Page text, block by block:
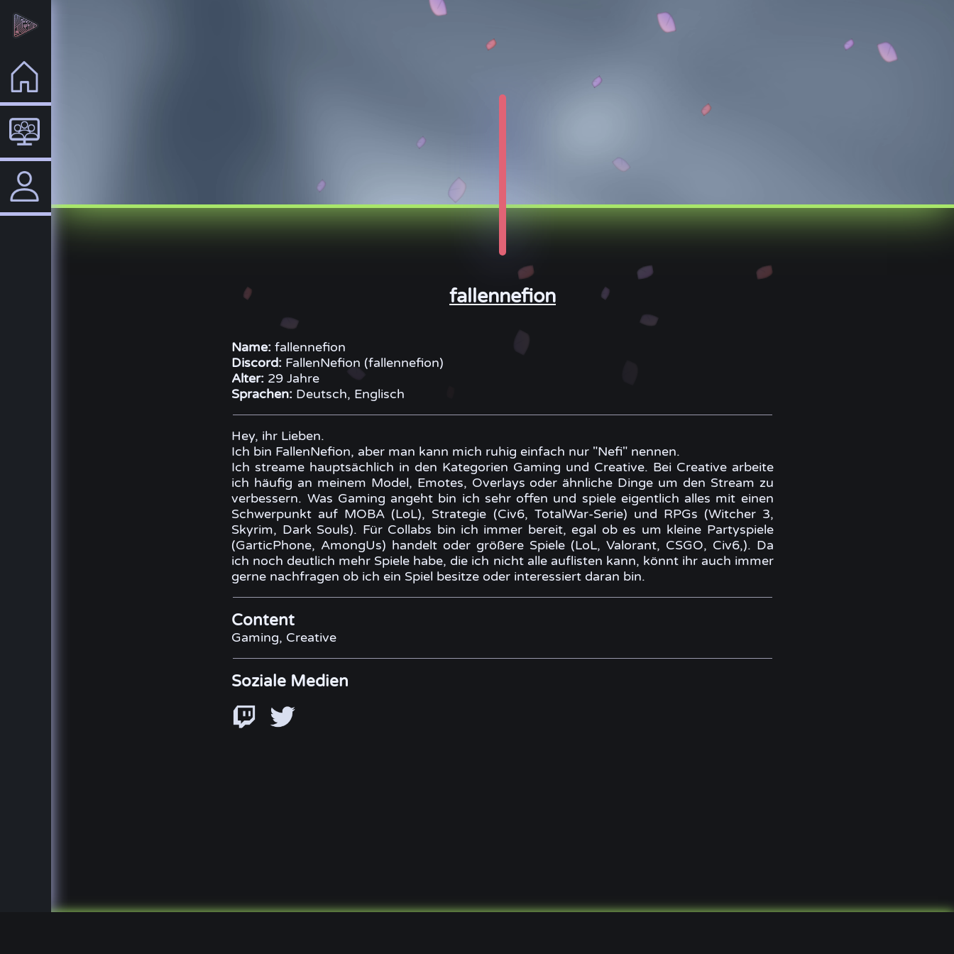
fallennefion
Name: fallennefion
Discord: FallenNefion (fallennefion)
Alter: 29 Jahre
Sprachen: Deutsch, Englisch
Hey, ihr Lieben.
Ich bin FallenNefion, aber man kann mich ruhig einfach nur "Nefi" nennen.
Ich streame hauptsächlich in den Kategorien Gaming und Creative. Bei Creative arbeite
ich häufig an meinem Model, Emotes, Overlays oder ähnliche Dinge um den Stream zu
verbessern. Was Gaming angeht bin ich sehr offen und spiele eigentlich alles mit einen
Schwerpunkt auf MOBA (LoL), Strategie (Civ6, TotalWar-Serie) und RPGs (Witcher 3,
Skyrim, Dark Souls). Für Collabs bin ich immer bereit, egal ob es um kleine Partyspiele
(GarticPhone, AmongUs) handelt oder größere Spiele (LoL, Valorant, CSGO, Civ6,). Da
ich noch deutlich mehr Spiele habe, die ich nicht alle auflisten kann, könnt ihr auch immer
gerne nachfragen ob ich ein Spiel besitze oder interessiert daran bin.
Content
Gaming, Creative
Soziale Medien